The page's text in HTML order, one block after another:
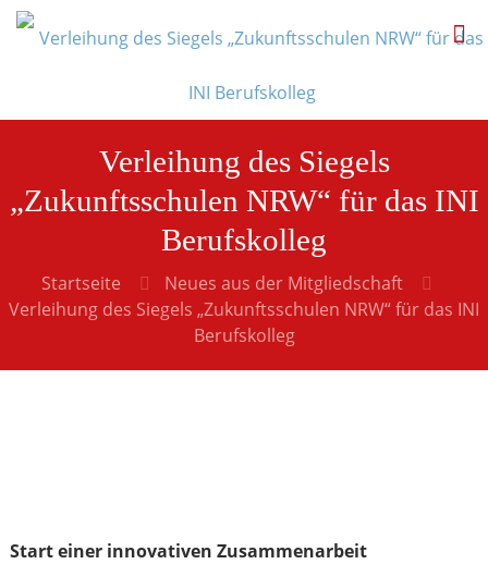
Verleihung des Siegels
„Zukunftsschulen NRW“ für das INI
Berufskolleg
Startseite
Neues aus der Mitgliedschaft
Verleihung des Siegels „Zukunftsschulen NRW“ für das INI
Berufskolleg
Start einer innovativen Zusammenarbeit